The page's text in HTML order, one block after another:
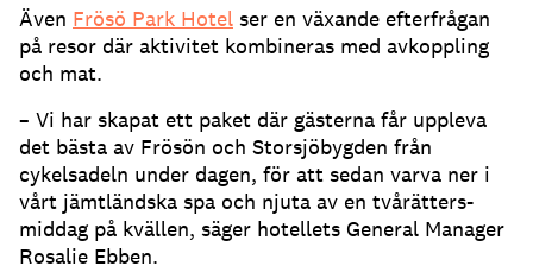
Även Frösö Park Hotel ser en växande efterfrågan
på resor där aktivitet kombineras med avkoppling
och mat.
– Vi har skapat ett paket där gästerna får uppleva
det bästa av Frösön och Storsjöbygden från
cykelsadeln under dagen, för att sedan varva ner i
vårt jämtländska spa och njuta av en tvårätters-
middag på kvällen, säger hotellets General Manager
Rosalie Ebben.